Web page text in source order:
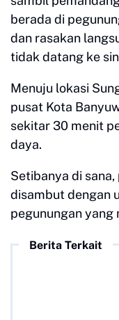
berada di
dan rasakan
tidak datang ke
Menuju lokasi
pusat Kota
sekitar 30 menit
daya.
Setibanya di
disambut dengan
pegunungan yang
Berita Terkait